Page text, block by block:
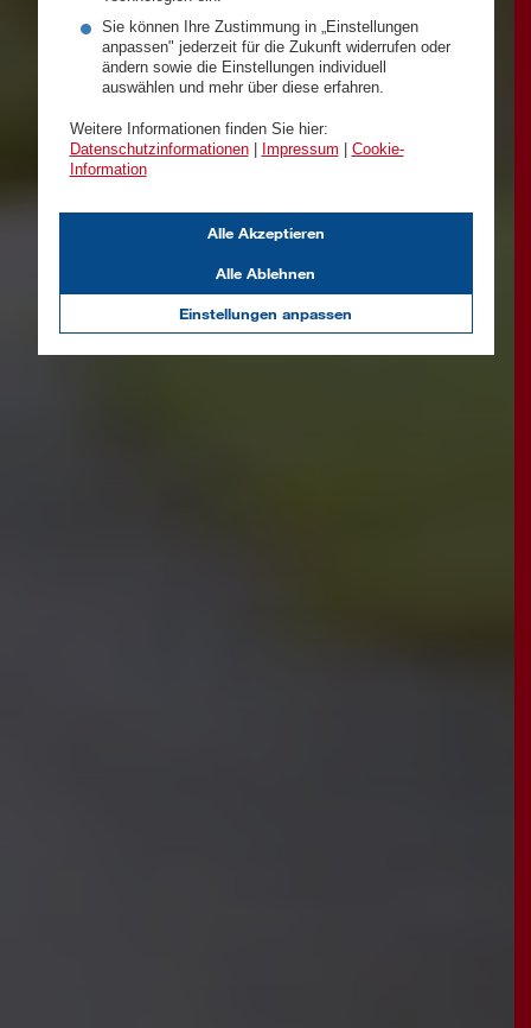
Sie können Ihre Zustimmung in „Einstellungen
anpassen" jederzeit für die Zukunft widerrufen oder
ändern sowie die Einstellungen individuell
auswählen und mehr über diese erfahren.
Weitere Informationen finden Sie hier:
Datenschutzinformationen| Impressum
Cookie-
Information
Einstellungen anpassen
Alle Ablehnen
Alle Akzeptieren